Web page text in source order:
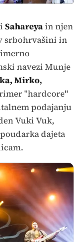
Sahareyain njen
srbohrvašini in
navezi Munje
Mirko,
"hardcore"
podajanju
Vuki Vuk,
dajeta